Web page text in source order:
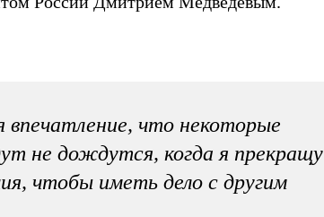
впечатление, что некоторые
не дождутся, когда я прекращу
чтобы иметь дело с другим